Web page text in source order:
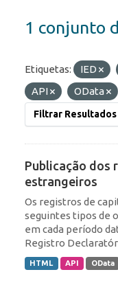
1 conjunto
Etiquetas: IED
API
OData
Filtrar Resultados
Publicação dos
estrangeiros
Os registros de
seguintes tipos de
em cada período
Registro
HTML API OData